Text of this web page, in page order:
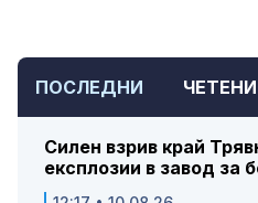
ПОСЛЕДНИ ЧЕТЕНИ
Силен взрив край
експлозии в завод за